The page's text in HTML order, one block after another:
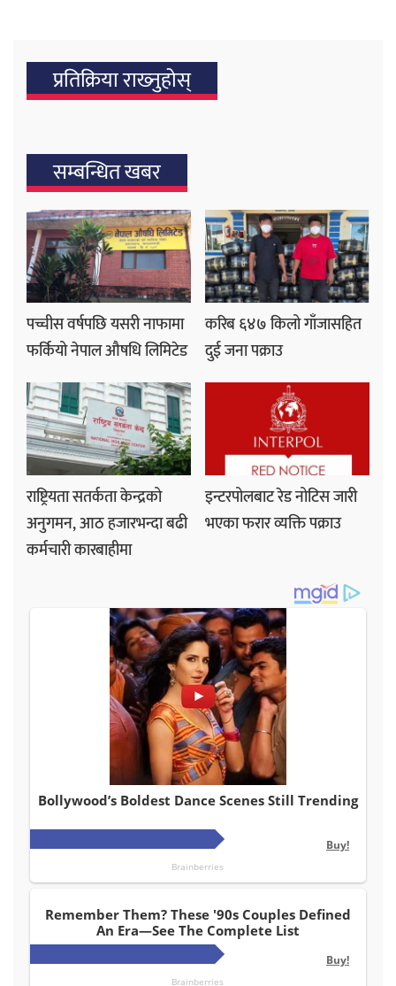
प्रतिक्रिया राख्‍नुहोस्
सम्बन्धित खबर
पच्चीस वर्षपछि यसरी नाफामा
फर्कियो नेपाल औषधि लिमिटेड
करिब ६४७ किलो गाँजासहित
दुई जना पक्राउ
राष्ट्रियता सतर्कता केन्द्रको
अनुगमन, आठ हजारभन्दा बढी
कर्मचारी कारबाहीमा
इन्टरपोलबाट रेड नोटिस जारी
भएका फरार व्यक्ति पक्राउ